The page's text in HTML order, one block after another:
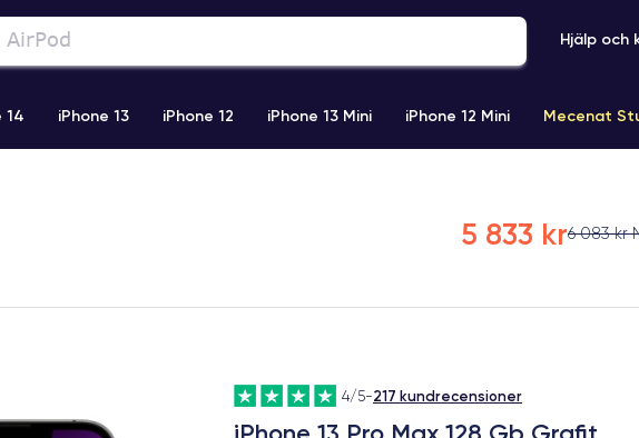
Hjälp och
14 iPhone 13 iPhone 12 iPhone 13 Mini iPhone 12 Mini Mecenat
5 833 kr6 083 kr
4/5-217 kundrecensioner